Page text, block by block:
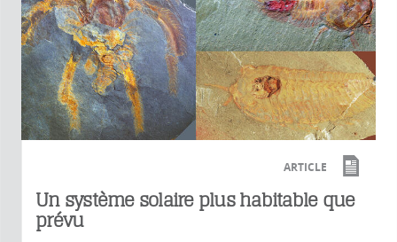
ARTICLE
Un système solaire plus habitable que
prévu